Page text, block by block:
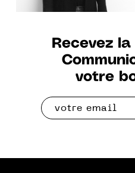
Recevez
votre